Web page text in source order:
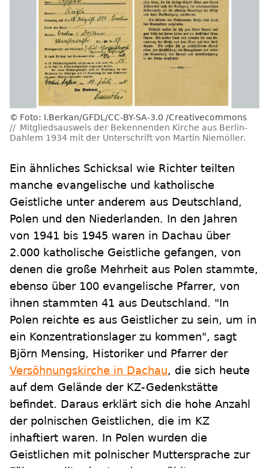
Foto: I.Berkan/GFDL/CC-BY-SA-3.0 /Creativecommons
Mitgliedsausweis der Bekennenden Kirche aus Berlin-
Dahlem 1934 mit der Unterschrift von Martin Niemöller.
Ein ähnliches Schicksal wie Richter teilten
manche evangelische und katholische
Geistliche unter anderem aus Deutschland,
Polen und den Niederlanden. In den Jahren
von 1941 bis 1945 waren in Dachau über
2.000 katholische Geistliche gefangen, von
denen die große Mehrheit aus Polen stammte,
ebenso über 100 evangelische Pfarrer, von
ihnen stammten 41 aus Deutschland. "In
Polen reichte es aus Geistlicher zu sein, um in
ein Konzentrationslager zu kommen", sagt
Björn Mensing, Historiker und Pfarrer der
Versöhnungskirche in Dachau, die sich heute
auf dem Gelände der KZ-Gedenkstätte
befindet. Daraus erklärt sich die hohe Anzahl
der polnischen Geistlichen, die im KZ
inhaftiert waren. In Polen wurden die
Geistlichen mit polnischer Muttersprache zur